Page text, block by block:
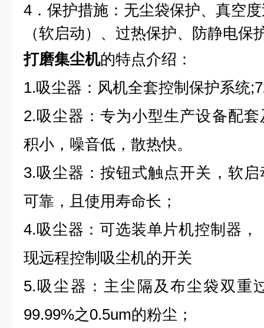
4．保护措施：无尘袋保护、真空
（软启动）、过热保护、防静电保
打磨集尘机的特点介绍：
1.吸尘器：风机全套控制保护系统
2.吸尘器：专为小型生产设备配
积小，噪音低，散热快。
3.吸尘器：按钮式触点开关，软
可靠，且使用寿命长；
4.吸尘器：可选装单片机控制器
现远程控制吸尘机的开关
5.吸尘器：主尘隔及布尘袋双重
99.99%之0.5um的粉尘；